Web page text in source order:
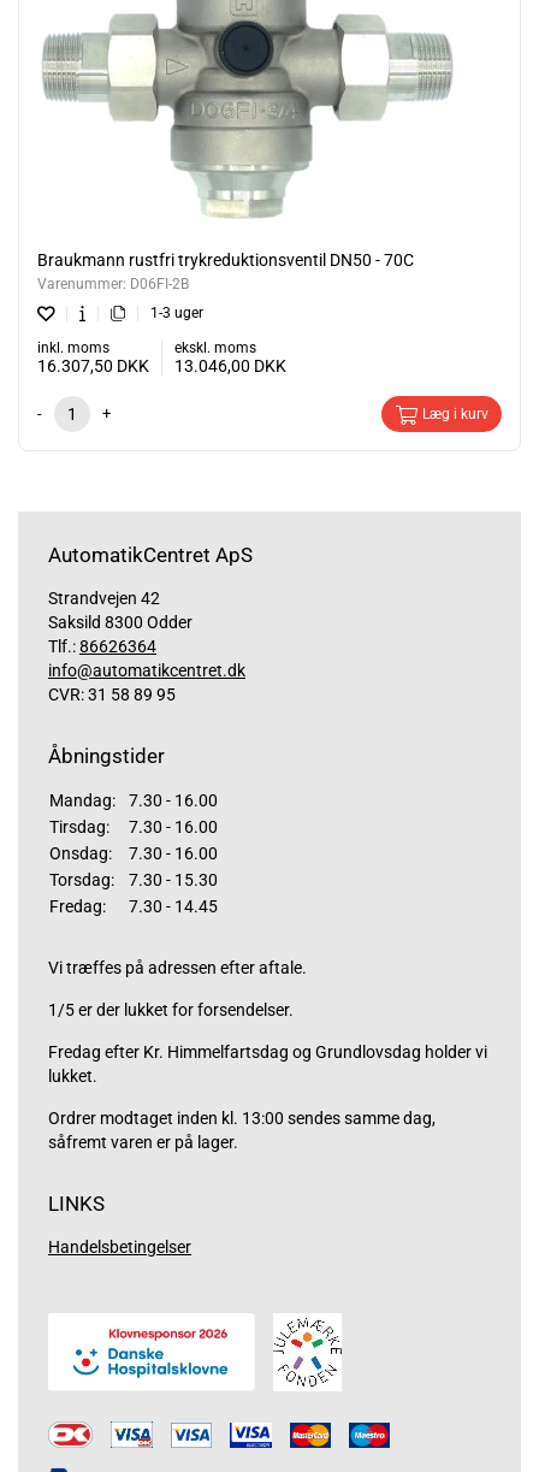
Braukmann rustfri trykreduktionsventil DN50 - 70C
Varenummer: D06FI-2B
1-3 uger
inkl. moms
16.307,50 DKK
ekskl. moms
13.046,00 DKK
- + Læg i kurv
AutomatikCentret ApS
Strandvejen 42
Saksild 8300 Odder
Tlf.:86626364
info@automatikcentret.dk
CVR: 31 58 89 95
Åbningstider
Mandag:
7.30 - 16.00
Tirsdag:
7.30 - 16.00
Onsdag:
7.30 - 16.00
Torsdag:
7.30 - 15.30
Fredag:
7.30 - 14.45
Vi træffes på adressen efter aftale.
1/5 er der lukket for forsendelser.
Fredag efter Kr. Himmelfartsdag og Grundlovsdag holder vi
lukket.
Ordrer modtaget inden kl. 13:00 sendes samme dag,
såfremt varen er på lager.
LINKS
Handelsbetingelser